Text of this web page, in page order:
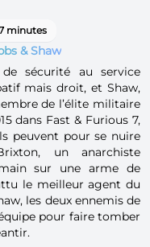
minutes
& Shaw
sécurité au service
mais droit, et Shaw,
de l’élite militaire
dans Fast & Furious 7,
peuvent pour se nuire
un anarchiste
sur une arme de
le meilleur agent du
les deux ennemis de
pour faire tomber